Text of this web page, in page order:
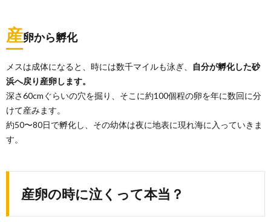
産卵から孵化
メスは成体になると、時には数千マイルも泳ぎ、
自分が孵化した砂
浜へ戻り産卵します。
深さ60cmぐらいの穴を掘り、そこに約100個程の卵を年に数回に分
けて産みます。
約50〜80日で孵化し、その幼体は夜に地表に現れ海に入っていきま
す。
産卵の時に泣くって本当？